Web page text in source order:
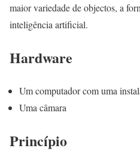
maior variedade de objectos, a
inteligência artificial.
Hardware
Um computador com uma
Uma câmara
Princípio